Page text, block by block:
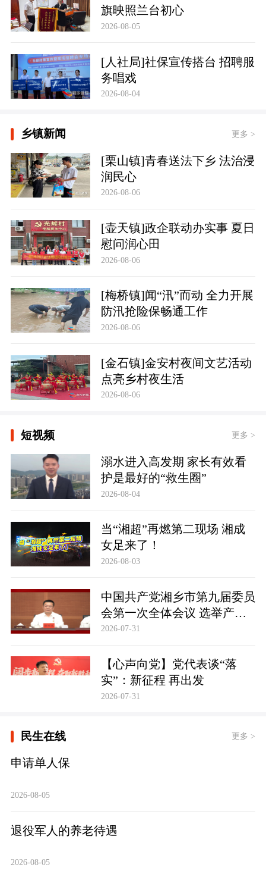
旗映照兰台初心
2026-08-05
[人社局]社保宣传搭台 招聘服
务唱戏
2026-08-04
乡镇新闻 更多 >
[栗山镇]青春送法下乡 法治浸
润民心
2026-08-06
[壶天镇]政企联动办实事 夏日
慰问润心田
2026-08-06
[梅桥镇]闻“汛”而动 全力开展
防汛抢险保畅通工作
2026-08-06
[金石镇]金安村夜间文艺活动
点亮乡村夜生活
2026-08-06
短视频 更多 >
溺水进入高发期 家长有效看
护是最好的“救生圈”
2026-08-04
当“湘超”再燃第二现场 湘成
女足来了！
2026-08-03
中国共产党湘乡市第九届委员
会第一次全体会议 选举产生
新一届市委领导班子 市委书
2026-07-31
【心声向党】党代表谈“落
实”：新征程 再出发
2026-07-31
民生在线 更多 >
申请单人保
2026-08-05
退役军人的养老待遇
2026-08-05